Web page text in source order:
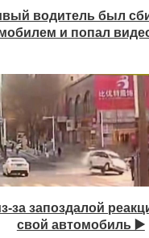
водитель был
и попал
за запоздалой
свой автомобиль ▶️